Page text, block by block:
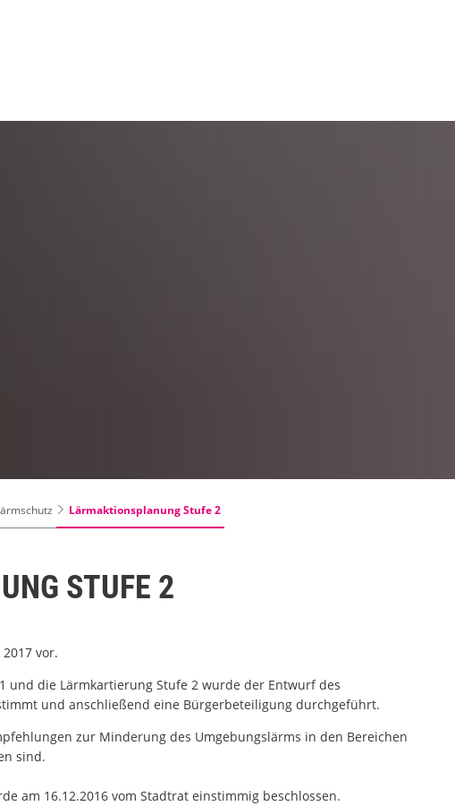
Lärmaktionsplanung Stufe 2
STUFE 2
vor.
und die Lärmkartierung Stufe 2 wurde der Entwurf des
und anschließend eine Bürgerbeteiligung durchgeführt.
zur Minderung des Umgebungslärms in den Bereichen
sind.
am 16.12.2016 vom Stadtrat einstimmig beschlossen.